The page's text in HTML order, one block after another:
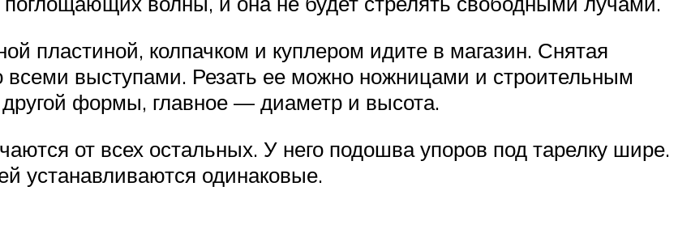
пластиной, колпачком и куплером идите в магазин. Снятая
выступами. Резать ее можно ножницами и строительным
формы, главное — диаметр и высота.
от всех остальных. У него подошва упоров под тарелку шире.
устанавливаются одинаковые.